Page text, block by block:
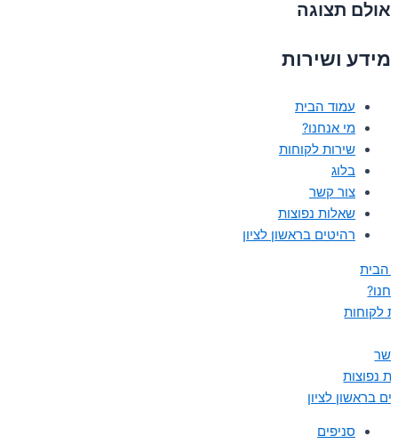
אולם תצוגה
מידע ושירות
עמוד הבית
מי אנחנו?
שירות לקוחות
בלוג
צור קשר
שאלות נפוצות
רהיטים בראשון לציון
הבית
לקוחות
נפוצות
בראשון לציון
סניפים